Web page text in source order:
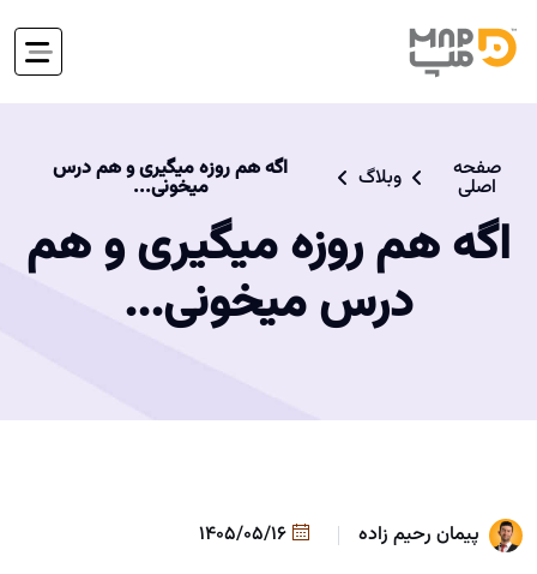
صفحه
اصلی وبلاگ اگه هم روزه میگیری و هم درس
میخونی...
اگه هم روزه میگیری و هم
درس میخونی...
پیمان رحیم زاده